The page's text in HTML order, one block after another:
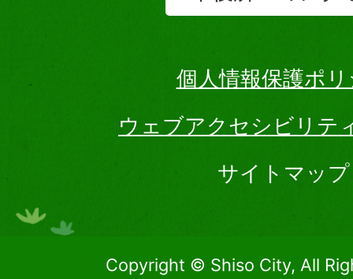
個人情報保護ポ
ウェブアクセシビリテ
サイトマップ
Copyright © Shiso City, All